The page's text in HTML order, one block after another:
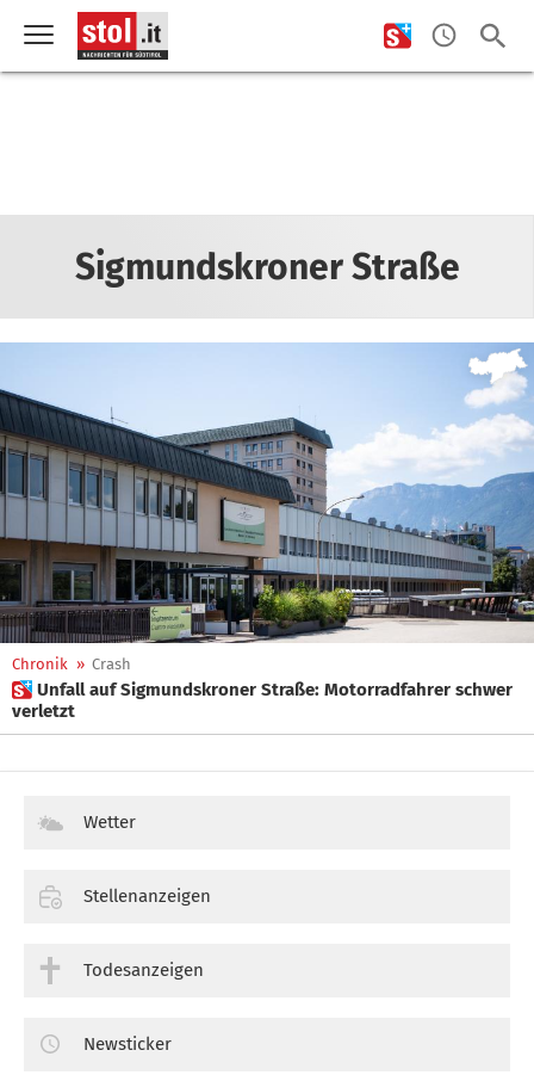
Sigmundskroner Straße
Chronik » Crash
 Unfall auf Sigmundskroner Straße: Motorradfahrer schwer
verletzt
Wetter
Stellenanzeigen
Todesanzeigen
Newsticker